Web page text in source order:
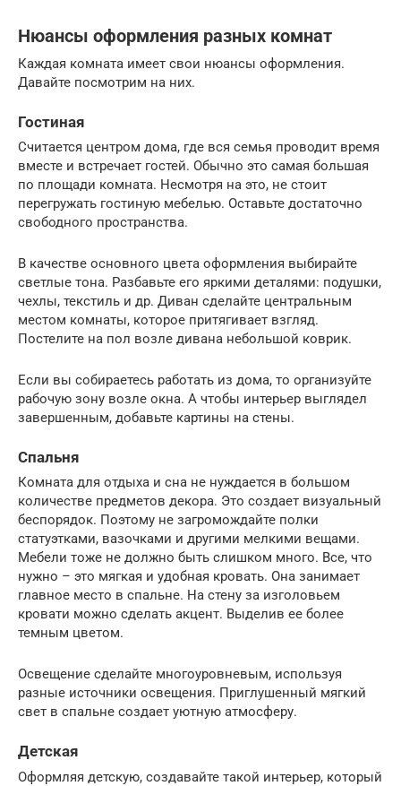
Нюансы оформления разных комнат
Каждая комната имеет свои нюансы оформления.
Давайте посмотрим на них.
Гостиная
Считается центром дома, где вся семья проводит время
вместе и встречает гостей. Обычно это самая большая
по площади комната. Несмотря на это, не стоит
перегружать гостиную мебелью. Оставьте достаточно
свободного пространства.
В качестве основного цвета оформления выбирайте
светлые тона. Разбавьте его яркими деталями: подушки,
чехлы, текстиль и др. Диван сделайте центральным
местом комнаты, которое притягивает взгляд.
Постелите на пол возле дивана небольшой коврик.
Если вы собираетесь работать из дома, то организуйте
рабочую зону возле окна. А чтобы интерьер выглядел
завершенным, добавьте картины на стены.
Спальня
Комната для отдыха и сна не нуждается в большом
количестве предметов декора. Это создает визуальный
беспорядок. Поэтому не загромождайте полки
статуэтками, вазочками и другими мелкими вещами.
Мебели тоже не должно быть слишком много. Все, что
нужно – это мягкая и удобная кровать. Она занимает
главное место в спальне. На стену за изголовьем
кровати можно сделать акцент. Выделив ее более
темным цветом.
Освещение сделайте многоуровневым, используя
разные источники освещения. Приглушенный мягкий
свет в спальне создает уютную атмосферу.
Детская
Оформляя детскую, создавайте такой интерьер, который